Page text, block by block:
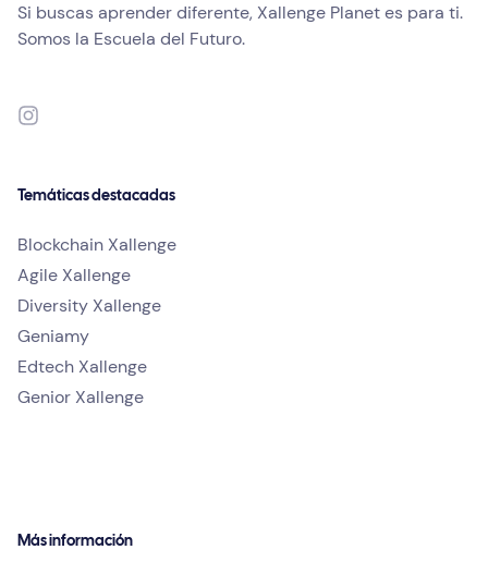
Si buscas aprender diferente, Xallenge Planet es para ti.
Somos la Escuela del Futuro.
Temáticas destacadas
Blockchain Xallenge
Agile Xallenge
Diversity Xallenge
Geniamy
Edtech Xallenge
Genior Xallenge
Más información